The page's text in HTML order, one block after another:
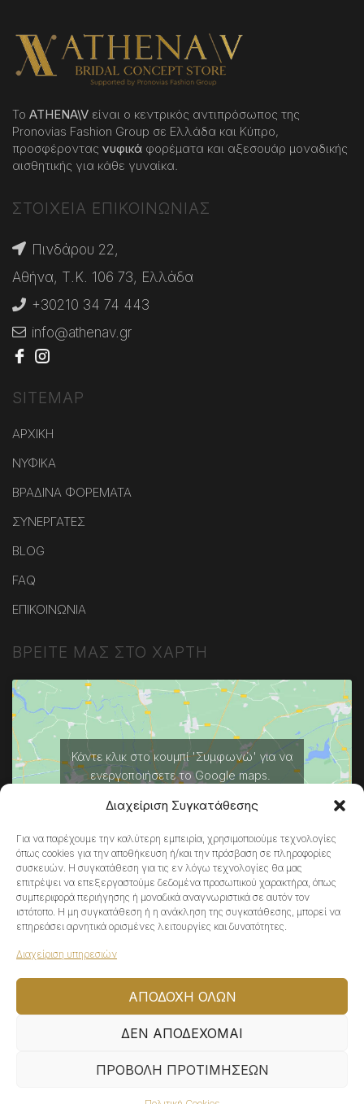
Διαχείριση Συγκατάθεσης
Για να παρέχουμε την καλύτερη εμπειρία, χρησιμοποιούμε τεχνολογίες
όπως cookies για την αποθήκευση ή/και την πρόσβαση σε πληροφορίες
συσκευών. Η συγκατάθεση για τις εν λόγω τεχνολογίες θα μας
επιτρέψει να επεξεργαστούμε δεδομένα προσωπικού χαρακτήρα, όπως
συμπεριφορά περιήγησης ή μοναδικά αναγνωριστικά σε αυτόν τον
ιστότοπο. Η μη συγκατάθεση ή η ανάκληση της συγκατάθεσης, μπορεί να
επηρεάσει αρνητικά ορισμένες λειτουργίες και δυνατότητες.
Διαχείριση υπηρεσιών
ΑΠΟΔΟΧΉ ΌΛΩΝ
ΔΕΝ ΑΠΟΔΈΧΟΜΑΙ
ΠΡΟΒΟΛΉ ΠΡΟΤΙΜΉΣΕΩΝ
Το ATHENA\V είναι ο κεντρικός αντιπρόσωπος της
Pronovias Fashion Group σε Ελλάδα και Κύπρο,
προσφέροντας νυφικά φορέματα και αξεσουάρ μοναδικής
αισθητικής για κάθε γυναίκα.
ΣΤΟΙΧΕΙΑ ΕΠΙΚΟΙΝΩΝΙΑΣ
Πινδάρου 22,
Αθήνα, Τ.Κ. 106 73, Ελλάδα
+30210 34 74 443
info@athenav.gr
SITEMAP
ΑΡΧΙΚΗ
ΝΥΦΙΚΑ
ΒΡΑΔΙΝΑ ΦΟΡΕΜΑΤΑ
ΣΥΝΕΡΓΑΤΕΣ
BLOG
FAQ
ΕΠΙΚΟΙΝΩΝΙΑ
ΒΡΕΙΤΕ ΜΑΣ ΣΤΟ ΧΑΡΤΗ
Κάντε κλικ στο κουμπί 'Συμφωνώ' για να
ενεργοποιήσετε το Google maps.
ΣΥΜΦΩΝΏ
© 2022 ATHENA\V, All Rights Reserved | Powered by